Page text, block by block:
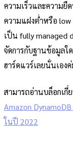
ความเร็วและความยื
ความแฝงต่ำหรือ
เป็น fully managed
จัดการกับฐานข้อมูลใ
ฮาร์ดแวร์เลยนั่นเองค่
สามารถอ่านบล็อกเกี่
Amazon
ในปี 2022